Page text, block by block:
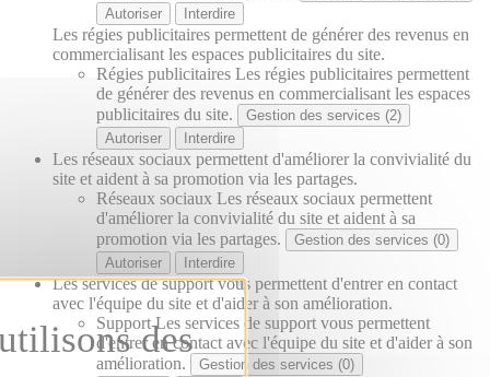
Autoriser
Interdire
Les régies publicitaires permettent de générer des revenus en
commercialisant les espaces publicitaires du site.
Régies publicitaires Les régies publicitaires permettent
de générer des revenus en commercialisant les espaces
publicitaires du site.
Gestion des services (2)
Autoriser
Interdire
Les réseaux sociaux permettent d'améliorer la convivialité du
site et aident à sa promotion via les partages.
Réseaux sociaux Les réseaux sociaux permettent
d'améliorer la convivialité du site et aident à sa
promotion via les partages.
Gestion des services (0)
Autoriser
Interdire
Les services de support vous permettent d'entrer en contact
avec l'équipe du site et d'aider à son amélioration.
Support Les services de support vous permettent
d'entrer en contact avec l'équipe du site et d'aider à son
amélioration.
Gestion des services (0)